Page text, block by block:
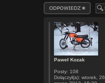
Odpowiedz
Paweł Kozak
Posty: 108
Dołączył(a): wtorek, 26